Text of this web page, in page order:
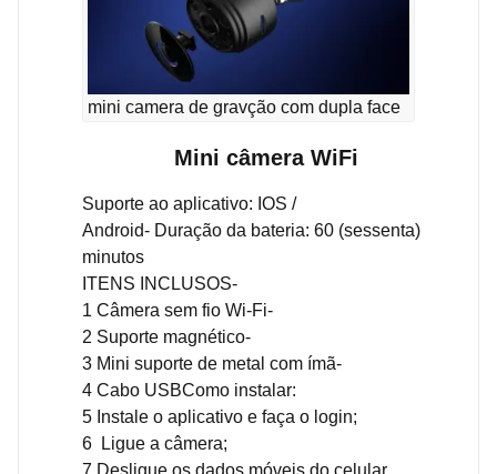
mini camera de gravção com dupla face
Mini câmera WiFi
Suporte ao aplicativo: IOS /
Android- Duração da bateria: 60 (sessenta)
minutos
ITENS INCLUSOS-
1 Câmera sem fio Wi-Fi-
2 Suporte magnético-
3 Mini suporte de metal com ímã-
4 Cabo USBComo instalar:
5 Instale o aplicativo e faça o login;
6 Ligue a câmera;
7 Desligue os dados móveis do celular